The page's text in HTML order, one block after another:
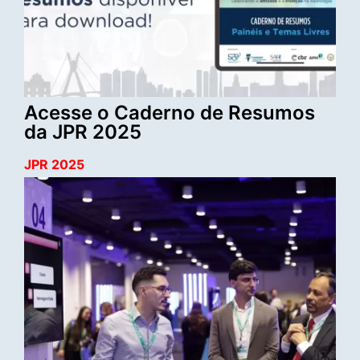
Acesse o Caderno de Resumos
da JPR 2025
JPR 2025